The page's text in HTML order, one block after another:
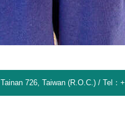
726, Taiwan (R.O.C.) / Tel：